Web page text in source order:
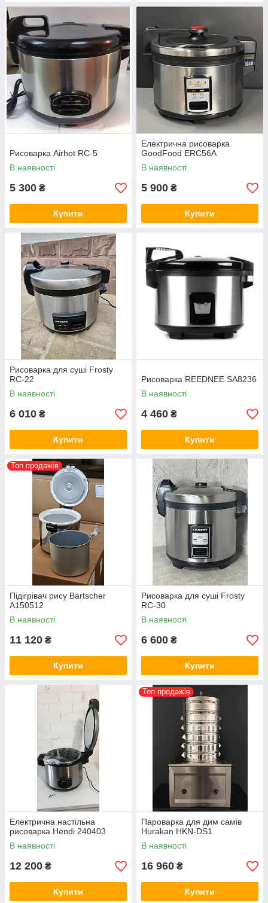
Рисоварка Airhot RC-5
В наявності
5 300 ₴
Купити
Електрична рисоварка
GoodFood ERC56A
В наявності
5 900 ₴
Купити
Рисоварка для суші Frosty
RC-22
В наявності
6 010 ₴
Купити
Рисоварка REEDNEE SA8236
В наявності
4 460 ₴
Купити
Топ продажів
Підігрівач рису Bartscher
A150512
В наявності
11 120 ₴
Купити
Рисоварка для суші Frosty
RC-30
В наявності
6 600 ₴
Купити
Електрична настільна
рисоварка Hendi 240403
В наявності
12 200 ₴
Купити
Топ продажів
Пароварка для дим самів
Hurakan HKN-DS1
В наявності
16 960 ₴
Купити